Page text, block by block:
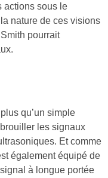
actions sous le
nature de ces visions
pourrait
qu’un simple
les signaux
Et comme
également équipé de
à longue portée